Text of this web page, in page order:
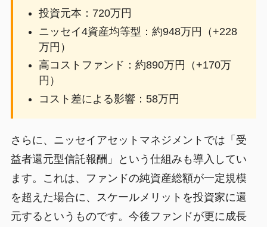
投資元本：720万円
ニッセイ4資産均等型：約948万円（+228
万円）
高コストファンド：約890万円（+170万
円）
コスト差による影響：58万円
さらに、ニッセイアセットマネジメントでは「受
益者還元型信託報酬」という仕組みも導入してい
ます。これは、ファンドの純資産総額が一定規模
を超えた場合に、スケールメリットを投資家に還
元するというものです。今後ファンドが更に成長